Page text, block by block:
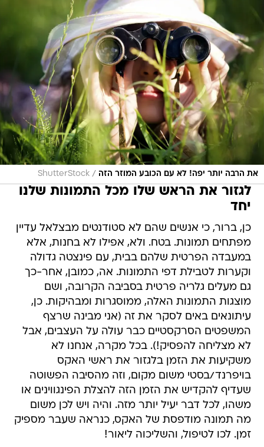
את הרבה יותר יפה! לא עם הכובע המוזר הזה /
ShutterStock
לגזור את הראש שלו מכל התמונות שלנו
יחד
כן, ברור, כי אנשים שהם לא סטודנטים מבצלאל עדיין
מפתחים תמונות. בטח. ולא, אפילו לא בחנות, אלא
במעבדה הפרטית שלהם בבית, עם פינצטה גדולה
וקערות לטבילת דפי התמונות. אה, כמובן, אחר-כך
גם מעלים גלריה פרטית בסביבה הקרובה, ושם
מוצגות התמונות האלה, ממוסגרות ומבהיקות. כן,
עיתונאים באים לסקר את זה (אני מבינה שרצף
המשפטים הסרקסטיים כבר עולה על העצבים, אבל
לא מצליחה להפסיק!). בכל מקרה, אנחנו לא
משקיעות את הזמן בלגזור את ראשי האקס
בויפרנד/בסטי משום מקום, וזה מהסיבה הפשוטה
שעדיף להקדיש את הזמן הזה להצלת הפינגווינים או
משהו, לכל דבר יעיל יותר מזה. והיה ויש לכן משום
מה תמונה מודפסת של האקס, כנראה שעבר מספיק
זמן. לכו לטיפול, והשליכוה ליאור!